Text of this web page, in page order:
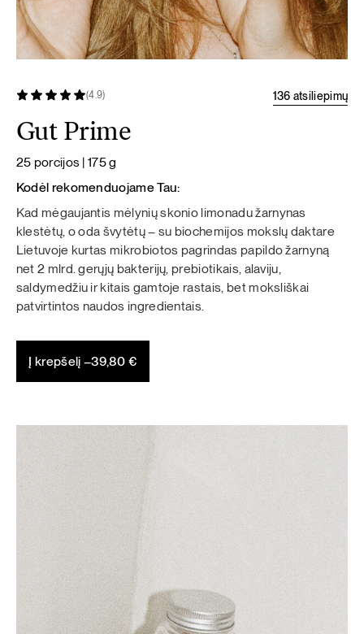
(4.9) 136 atsiliepimų
Gut Prime
25 porcijos | 175 g
Kodėl rekomenduojame Tau:
Kad mėgaujantis mėlynių skonio limonadu žarnynas
klestėtų, o oda švytėtų – su biochemijos mokslų daktare
Lietuvoje kurtas mikrobiotos pagrindas papildo žarnyną
net 2 mlrd. gerųjų bakterijų, prebiotikais, alaviju,
saldymedžiu ir kitais gamtoje rastais, bet moksliškai
patvirtintos naudos ingredientais.
Į krepšelį –39,80€